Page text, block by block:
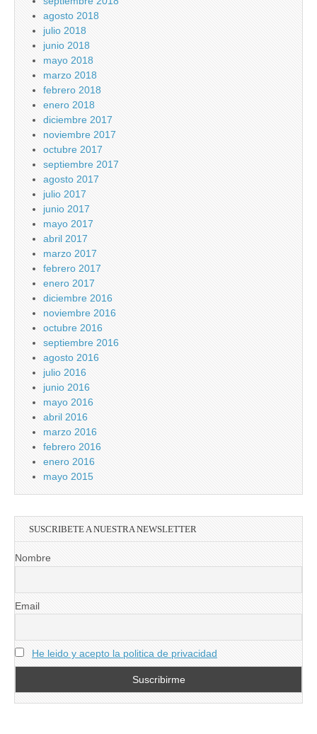
agosto 2018
julio 2018
junio 2018
mayo 2018
marzo 2018
febrero 2018
enero 2018
diciembre 2017
noviembre 2017
octubre 2017
septiembre 2017
agosto 2017
julio 2017
junio 2017
mayo 2017
abril 2017
marzo 2017
febrero 2017
enero 2017
diciembre 2016
noviembre 2016
octubre 2016
septiembre 2016
agosto 2016
julio 2016
junio 2016
mayo 2016
abril 2016
marzo 2016
febrero 2016
enero 2016
mayo 2015
SUSCRIBETE A NUESTRA NEWSLETTER
Nombre
Email
He leido y acepto la politica de privacidad